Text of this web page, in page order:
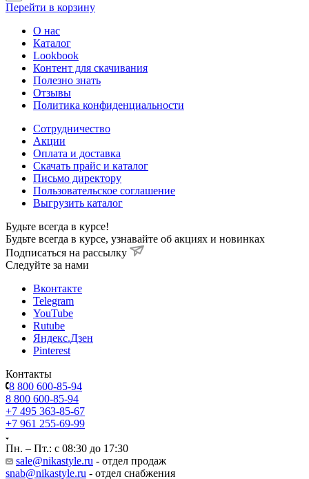
Перейти в корзину
О нас
Каталог
Lookbook
Контент для скачивания
Полезно знать
Отзывы
Политика конфиденциальности
Сотрудничество
Акции
Оплата и доставка
Скачать прайс и каталог
Письмо директору
Пользовательское соглашение
Выгрузить каталог
Будьте всегда в курсе!
Будьте всегда в курсе, узнавайте об акциях и новинках
Подписаться на рассылку
Cледуйте за нами
Вконтакте
Telegram
YouTube
Rutube
Яндекс.Дзен
Pinterest
Контакты
8 800 600-85-94
8 800 600-85-94
+7 495 363-85-67
+7 961 255-69-99
Пн. – Пт.: с 08:30 до 17:30
sale@nikastyle.ru - отдел продаж
snab@nikastyle.ru - отдел снабжения